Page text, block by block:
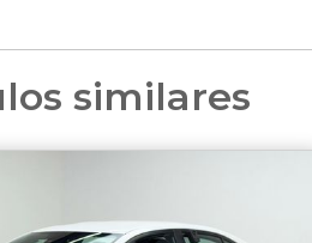
similares